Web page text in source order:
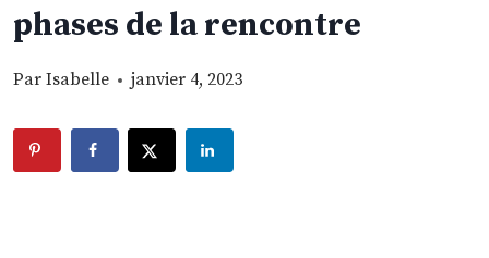
phases de la rencontre
Par Isabelle janvier 4, 2023